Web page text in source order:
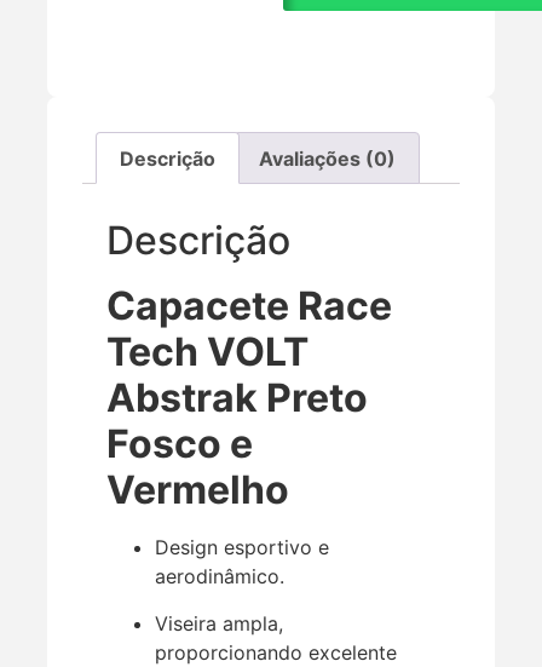
Descrição Avaliações (0)
Descrição
Capacete Race
Tech VOLT
Abstrak Preto
Fosco e
Vermelho
Design esportivo e
aerodinâmico.
Viseira ampla,
proporcionando excelente